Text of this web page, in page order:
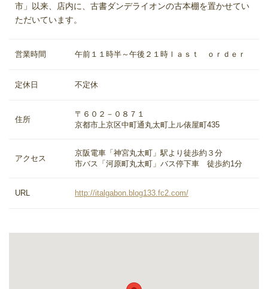
市」以来、店内に、古書ダンデライオンの古本棚を置かせてい
ただいています。
営業時間 午前１１時半～午後２１時ｌａｓｔ ｏｒｄｅｒ
定休日 不定休
住所
〒６０２－０８７１
京都市上京区中町通丸太町上ル俵屋町435
アクセス
京阪電車「神宮丸太町」駅より徒歩約３分
市バス「河原町丸太町」バス停下車 徒歩約1分
URL http://italgabon.blog133.fc2.com/